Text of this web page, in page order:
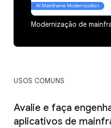
Modernização de
USOS COMUNS
Avalie e faça
aplicativos de